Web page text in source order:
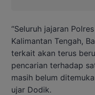
“Seluruh jajaran
Kalimantan Tengah,
terkait akan terus
pencarian terhadap
masih belum
ujar Dodik.